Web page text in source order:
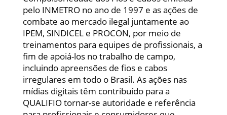
pelo INMETRO no ano de 1997 e as ações de
combate ao mercado ilegal juntamente ao
IPEM, SINDICEL e PROCON, por meio de
treinamentos para equipes de profissionais, a
fim de apoiá-los no trabalho de campo,
incluindo apreensões de fios e cabos
irregulares em todo o Brasil. As ações nas
mídias digitais têm contribuído para a
QUALIFIO tornar-se autoridade e referência